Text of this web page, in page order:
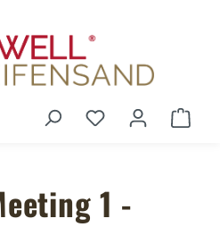
Du hast 0
1 -